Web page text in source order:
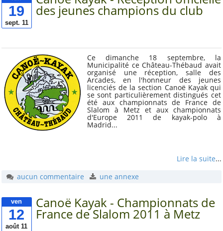
Ressources
Comptes rendus
Les publications
statutaires
Autres documents
Vu dans la Presse
Table des matières
Tags
19
sept. 11
des jeunes champions du club
Ce dimanche 18 septembre, la
Municipalité ce Château-Thébaud avait
organisé une réception, salle des
Arcades, en l'honneur des jeunes
licenciés de la section Canoë Kayak qui
se sont particulièrement distingués cet
été aux championnats de France de
Slalom à Metz et aux championnats
d'Europe 2011 de kayak-polo à
Madrid...
Lire la suite...
aucun commentaire
une annexe
ven
12
août 11
Canoë Kayak - Championnats de
France de Slalom 2011 à Metz